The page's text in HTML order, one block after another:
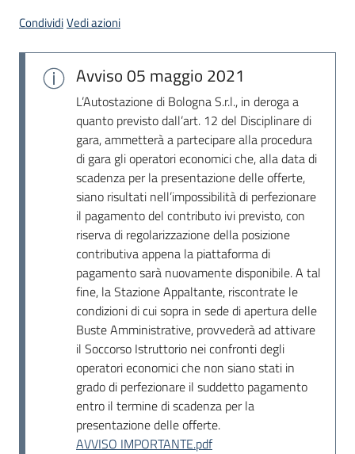
Piattaforme
telematiche
CondividiVedi azioni
Avviso05 maggio 2021
L’Autostazione di Bologna S.r.l., in deroga a
quanto previsto dall’art. 12 del Disciplinare di
gara, ammetterà a partecipare alla procedura
di gara gli operatori economici che, alla data di
scadenza per la presentazione delle offerte,
siano risultati nell’impossibilità di perfezionare
il pagamento del contributo ivi previsto, con
riserva di regolarizzazione della posizione
contributiva appena la piattaforma di
pagamento sarà nuovamente disponibile. A tal
fine, la Stazione Appaltante, riscontrate le
condizioni di cui sopra in sede di apertura delle
Buste Amministrative, provvederà ad attivare
il Soccorso Istruttorio nei confronti degli
operatori economici che non siano stati in
grado di perfezionare il suddetto pagamento
entro il termine di scadenza per la
presentazione delle offerte.
AVVISO IMPORTANTE.pdf